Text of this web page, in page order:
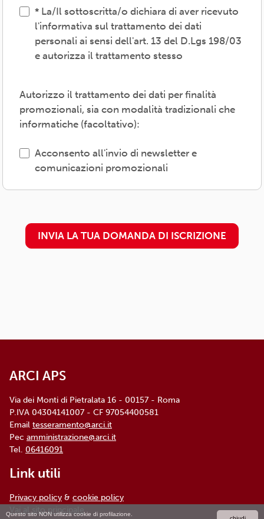
Questo sito NON utilizza cookie di profilazione.
vigenti, inviare comunicazioni promozionali.
Il trattamento verrà effettuato: con modalità
cartacea e/o informatica; in modo lecito,
interni e/o comunicando i dati a soggetti
esterni (amministrazioni/autorità; fornitori di
specifici servizi di supporto -es. consulenza
promossi, partecipati o convenzionati).
o limitazione degli stessi, opposizione al
trattamento) presso il proprio
La/Il sottoscritta/o dichiara di aver ricevuto
l'informativa sul trattamento dei dati
personali ai sensi dell'art. 13 del D.Lgs 198/03
e autorizza il trattamento stesso
Autorizzo il trattamento dei dati per finalità
promozionali, sia con modalità tradizionali che
informatiche (facoltativo):
Acconsento all'invio di newsletter e
comunicazioni promozionali
INVIA LA TUA DOMANDA DI ISCRIZIONE
ARCI APS
Via dei Monti di Pietralata 16 - 00157 - Roma
P.IVA 04304141007 - CF 97054400581
Email tesseramento@arci.it
Pec amministrazione@arci.it
Tel. 06416091
Link utili
Privacy policy & cookie policy
Vai al sito principale